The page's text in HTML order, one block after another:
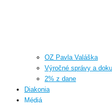
OZ Pavla Valáška
Výročné správy a
2% z dane
Diakonia
Médiá